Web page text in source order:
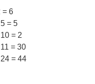
= 6
= 5
= 2
= 30
= 44